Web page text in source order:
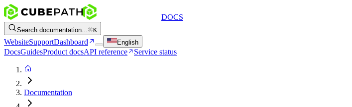
DOCS
Search documentation... K
WebsiteSupportDashboard English
DocsGuidesProduct docsAPI reference Service status
Documentation